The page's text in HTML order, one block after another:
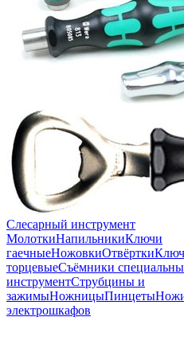
Слесарный инструмент
МолоткиНапильникиКлючи
гаечныеНожовкиОтвёртки
торцевыеСъёмники
инструментСтрубцины и
зажимыНожницыПинцеты
электрошкафов